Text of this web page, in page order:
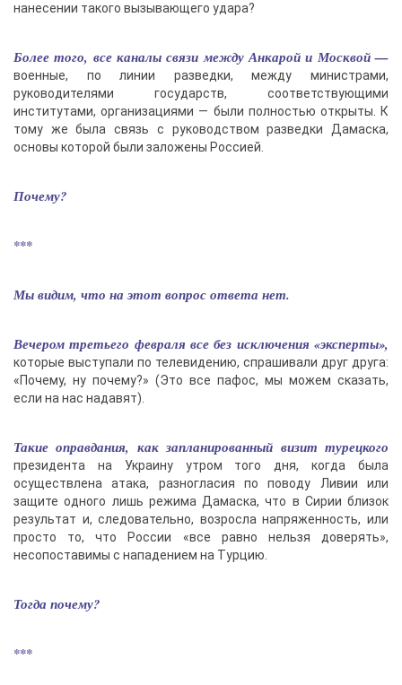
нанесении такого вызывающего удара?
Более того, все каналы связи между Анкарой и Москвой —
военные, по линии разведки, между министрами,
руководителями государств, соответствующими
институтами, организациями — были полностью открыты. К
тому же была связь с руководством разведки Дамаска,
основы которой были заложены Россией.
Почему?
***
Мы видим, что на этот вопрос ответа нет.
Вечером третьего февраля все без исключения «эксперты»,
которые выступали по телевидению, спрашивали друг друга:
«Почему, ну почему?» (Это все пафос, мы можем сказать,
если на нас надавят).
Такие оправдания, как запланированный визит турецкого
президента на Украину утром того дня, когда была
осуществлена атака, разногласия по поводу Ливии или
защите одного лишь режима Дамаска, что в Сирии близок
результат и, следовательно, возросла напряженность, или
просто то, что России «все равно нельзя доверять»,
несопоставимы с нападением на Турцию.
Тогда почему?
***